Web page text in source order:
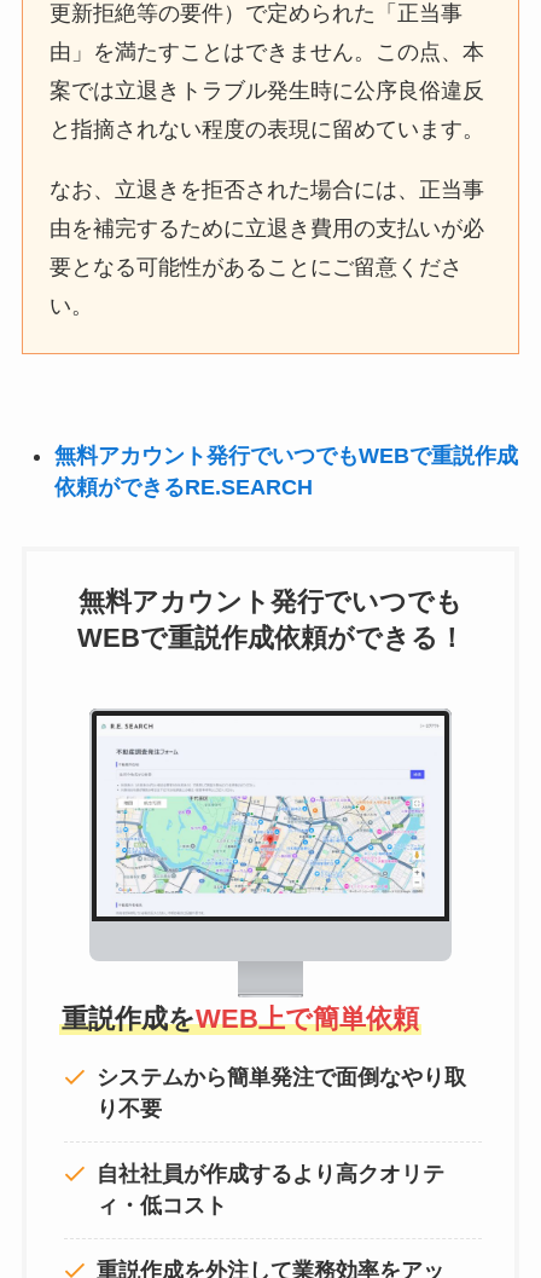
更新拒絶等の要件）で定められた「正当事
由」を満たすことはできません。この点、本
案では立退きトラブル発生時に公序良俗違反
と指摘されない程度の表現に留めています。
なお、立退きを拒否された場合には、正当事
由を補完するために立退き費用の支払いが必
要となる可能性があることにご留意くださ
い。
無料アカウント発行でいつでもWEBで重説作成
依頼ができるRE.SEARCH
無料アカウント発行でいつでも
WEBで重説作成依頼ができる！
重説作成をWEB上で簡単依頼
システムから簡単発注で面倒なやり取
り不要
自社社員が作成するより高クオリテ
ィ・低コスト
重説作成を外注して業務効率をアッ